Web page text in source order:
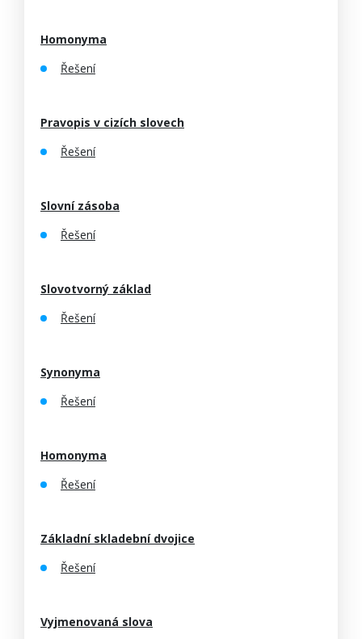
Homonyma
Řešení
Pravopis v cizích slovech
Řešení
Slovní zásoba
Řešení
Slovotvorný základ
Řešení
Synonyma
Řešení
Homonyma
Řešení
Základní skladební dvojice
Řešení
Vyjmenovaná slova